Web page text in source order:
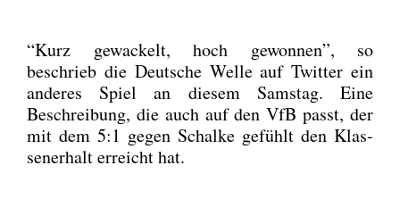
“Kurz gewa­ckelt, hoch gewon­nen”, so
beschrieb die Deut­sche Wel­le auf Twit­ter ein
ande­res Spiel an die­sem Sams­tag. Eine
Beschrei­bung, die auch auf den VfB passt, der
mit dem 5:1 gegen Schal­ke gefühlt den Klas­
sen­er­halt erreicht hat.